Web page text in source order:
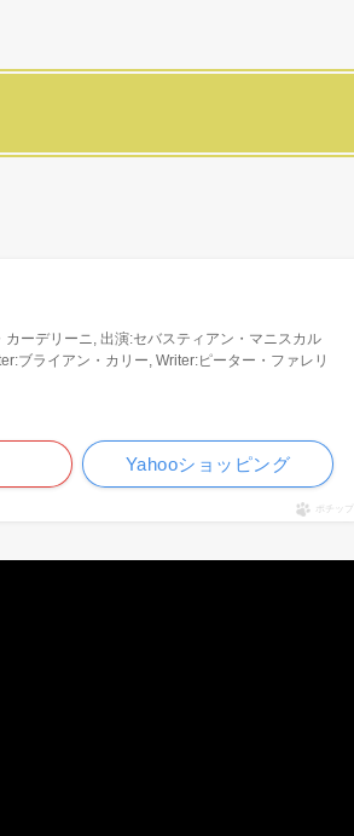
ーデリーニ, 出演:セバスティアン・マニスカル
ブライアン・カリー, Writer:ピーター・ファレリ
Yahooショッピング
ポチップ